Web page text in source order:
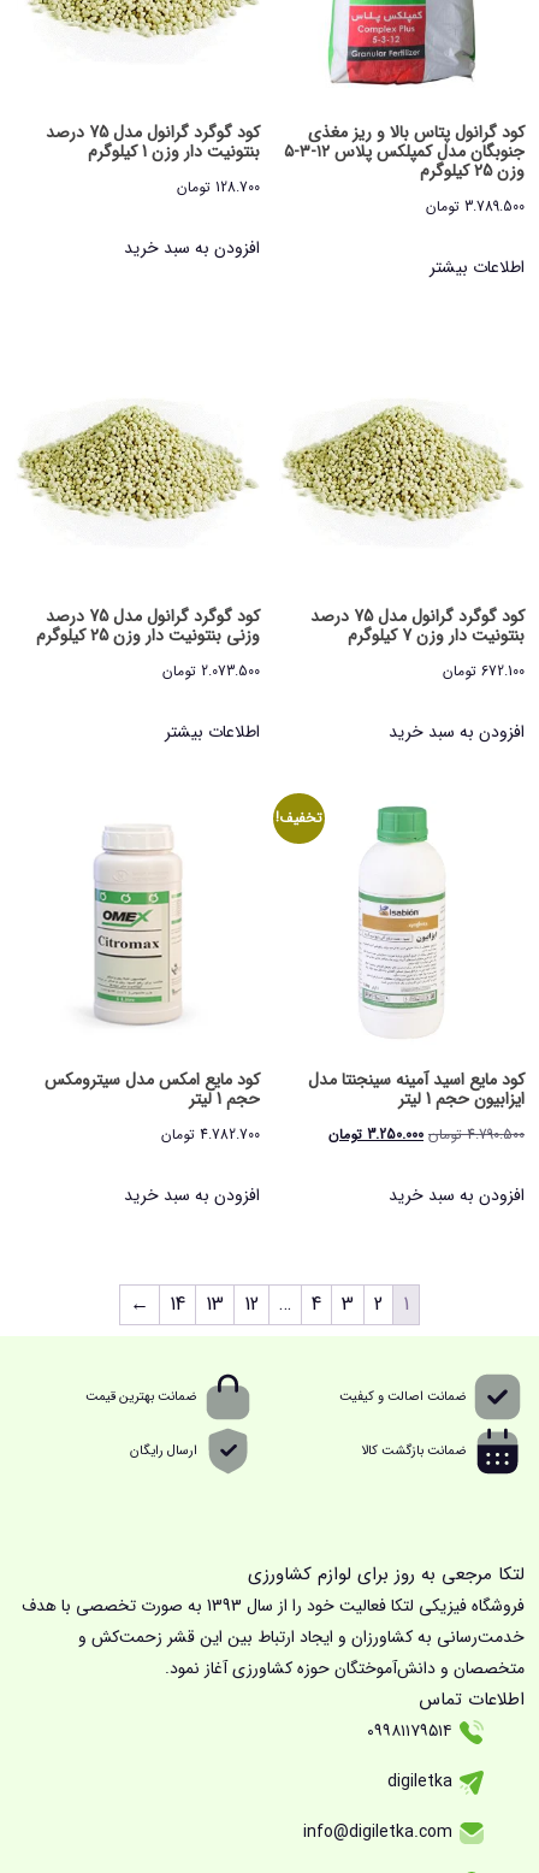
کود گرانول پتاس بالا و ریز مغذی
جنوبگان مدل کمپلکس پلاس ۱۲-۳-۵
وزن 25 کیلوگرم
3.789.500 تومان
اطلاعات بیشتر
کود گوگرد گرانول مدل 75 درصد
بنتونیت دار وزن 1 کیلوگرم
128.700 تومان
افزودن به سبد خرید
کود گوگرد گرانول مدل 75 درصد
بنتونیت دار وزن 7 کیلوگرم
672.100 تومان
افزودن به سبد خرید
کود گوگرد گرانول مدل 75 درصد
وزنی بنتونیت دار وزن 25 کیلوگرم
2.073.500 تومان
اطلاعات بیشتر
تخفیف!
کود مایع اسید آمینه سینجنتا مدل
ایزابیون حجم 1 لیتر
4.790.500 تومان قیمت
3.250.000 تومانقیمت
3.250.000 تومان
افزودن به سبد خرید
کود مایع امکس مدل سیترومکس
حجم 1 لیتر
4.782.700 تومان
افزودن به سبد خرید
1
2
3
4
…
12
13
14
←
ضمانت اصالت و کیفیت ضمانت بهترین قیمت
ضمانت بازگشت کالا ارسال رایگان
لتکا مرجعی به روز برای لوازم کشاورزی
فروشگاه فیزیکی لتکا فعالیت خود را از سال 1393 به صورت تخصصی با هدف
خدمت‌رسانی به کشاورزان و ایجاد ارتباط بین این قشر زحمت‌کش و
متخصصان و دانش‌آموختگان حوزه کشاورزی آغاز نمود.
اطلاعات تماس